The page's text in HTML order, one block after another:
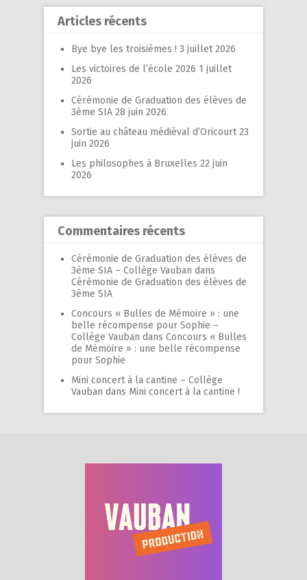
Articles récents
Bye bye les troisièmes ! 3 juillet 2026
Les victoires de l’école 2026 1 juillet
2026
Cérémonie de Graduation des élèves de
3ème SIA 28 juin 2026
Sortie au château médiéval d’Oricourt 23
juin 2026
Les philosophes à Bruxelles 22 juin
2026
Commentaires récents
Cérémonie de Graduation des élèves de
3ème SIA – Collège Vauban dans
Cérémonie de Graduation des élèves de
3ème SIA
Concours « Bulles de Mémoire » : une
belle récompense pour Sophie –
Collège Vauban dans Concours « Bulles
de Mémoire » : une belle récompense
pour Sophie
Mini concert à la cantine – Collège
Vauban dans Mini concert à la cantine !